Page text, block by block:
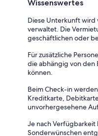
Wissenswertes
Diese Unterkunft wird
verwaltet. Die
geschäftlichen oder
Für zusätzliche
die abhängig von den
können.
Beim Check-in
Kreditkarte,
unvorhergesehene
Je nach
Sonderwünschen